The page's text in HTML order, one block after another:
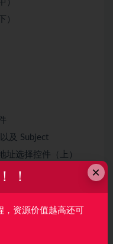
）
）
及 Subject
址选择控件（上）
址选择控件（中）
)
)
×
！
资源价值越高还可